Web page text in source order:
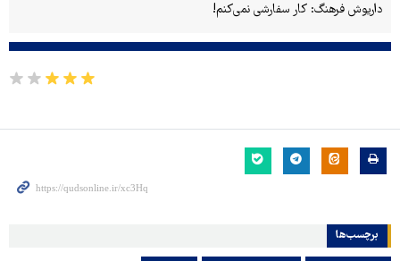
داریوش فرهنگ: کار سفارشی نمی‌کنم!
برچسب‌ها